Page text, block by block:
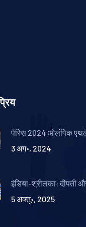
पेरिस 2024 ओलंपिक
सबसे तेज़ पुरुषों की 10,000
3 अग॰, 2024
इंडिया-श्रीलंका: दीपती
साझेदारी
5 अक्तू॰, 2025